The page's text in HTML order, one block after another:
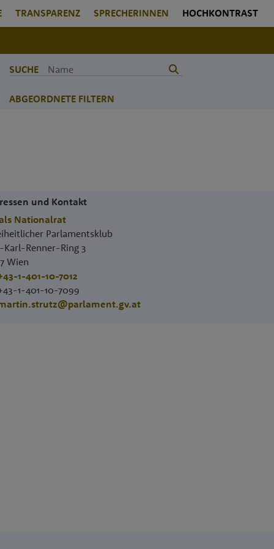
TRANSPARENZ SPRECHERINNEN HOCHKONTRAST
SUCHE
ABGEORDNETE FILTERN
und Kontakt
Nationalrat
Parlamentsklub
Karl-Renner-Ring 3
Wien
1-401-10-7012
1-401-10-7099